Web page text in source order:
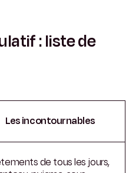
: liste de
Les incontournables
de tous les jours,